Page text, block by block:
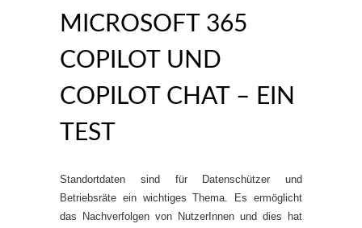
MICROSOFT 365
COPILOT UND
COPILOT CHAT – EIN
TEST
Standortdaten sind für Datenschützer und
Betriebsräte ein wichtiges Thema. Es ermöglicht
das Nachverfolgen von NutzerInnen und dies hat